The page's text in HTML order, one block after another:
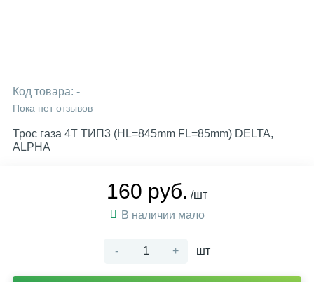
Код товара: -
Пока нет отзывов
Трос газа 4Т ТИП3 (HL=845mm FL=85mm) DELTA,
ALPHA
160 руб. /шт
В наличии мало
- + шт